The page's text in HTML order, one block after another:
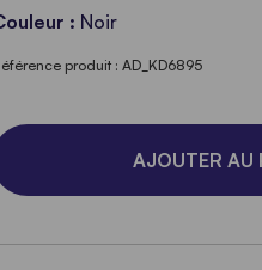
: Noir
produit : AD_KD6895
AJOUTER AU